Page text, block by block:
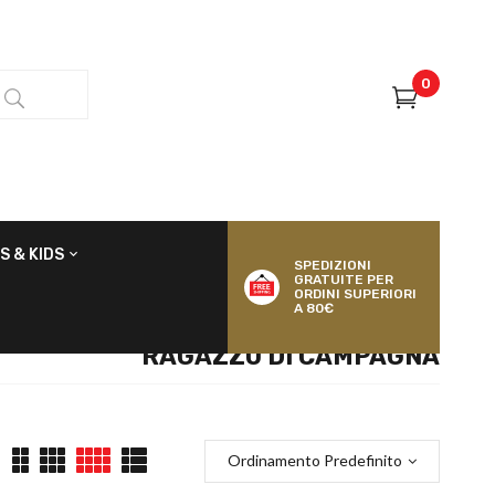
0
& KIDS
SPEDIZIONI
GRATUITE PER
ORDINI SUPERIORI
A 80€
RAGAZZO DI CAMPAGNA
Ordinamento Predefinito